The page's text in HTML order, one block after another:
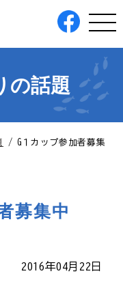
の話題
/G１カップ参加者募集
募集中
2016年04月22日